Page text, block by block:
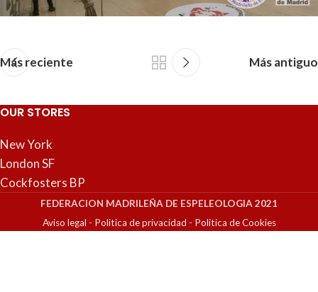
práctica y la continua formación
Más reciente Más antiguo
OUR STORES
New York
London SF
Cockfosters BP
FEDERACION MADRILEÑA DE ESPELEOLOGIA 2021
Aviso legal - Politica de privacidad - Politica de Cookies